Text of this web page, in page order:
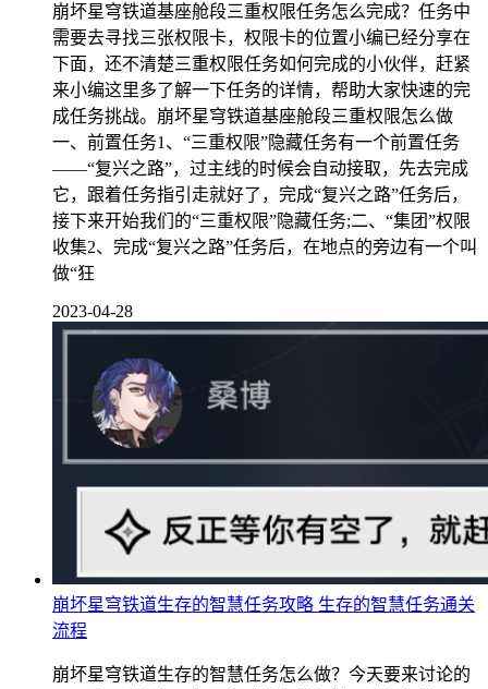
崩坏星穹铁道基座舱段三重权限任务怎么完成？任务中
需要去寻找三张权限卡，权限卡的位置小编已经分享在
下面，还不清楚三重权限任务如何完成的小伙伴，赶紧
来小编这里多了解一下任务的详情，帮助大家快速的完
成任务挑战。崩坏星穹铁道基座舱段三重权限怎么做
一、前置任务1、“三重权限”隐藏任务有一个前置任务
——“复兴之路”，过主线的时候会自动接取，先去完成
它，跟着任务指引走就好了，完成“复兴之路”任务后，
接下来开始我们的“三重权限”隐藏任务;二、“集团”权限
收集2、完成“复兴之路”任务后，在地点的旁边有一个叫
做“狂
2023-04-28
崩坏星穹铁道生存的智慧任务攻略 生存的智慧任务通关
流程
崩坏星穹铁道生存的智慧任务怎么做？今天要来讨论的